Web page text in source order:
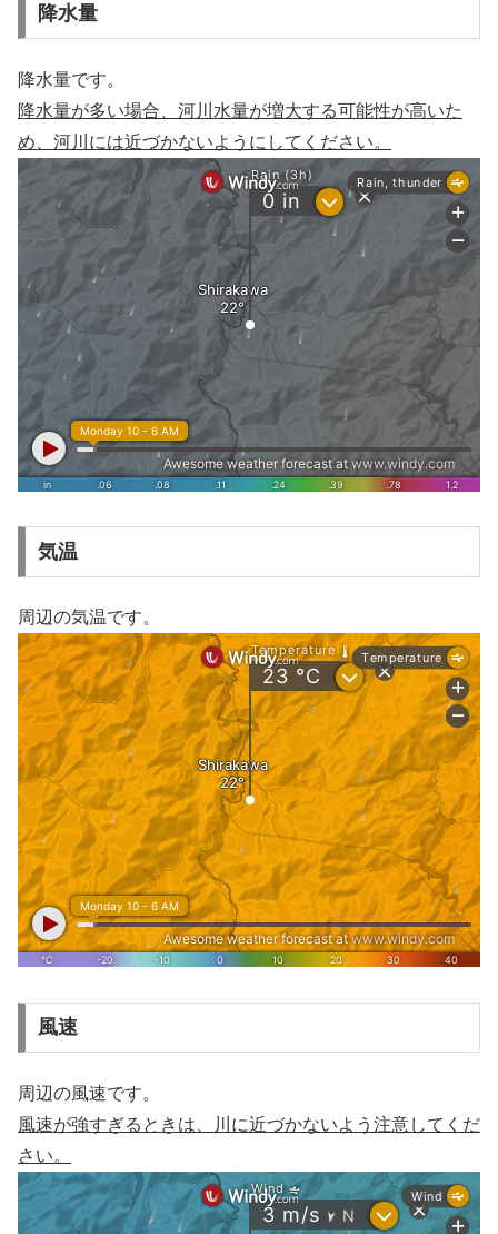
降水量
降水量です。
降水量が多い場合、河川水量が増大する可能性が高いた
め、河川には近づかないようにしてください。
気温
周辺の気温です。
風速
周辺の風速です。
風速が強すぎるときは、川に近づかないよう注意してくだ
さい。